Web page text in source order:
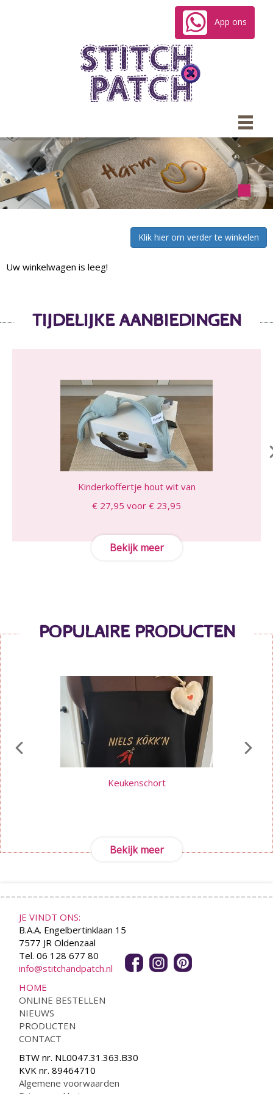
App ons
Uw winkelwagen is leeg!
TIJDELIJKE AANBIEDINGEN
Kinderkoffertje hout wit van
€ 27,95 voor € 23,95
Bekijk meer
POPULAIRE PRODUCTEN
Keukenschort
Bekijk meer
JE VINDT ONS:
B.A.A. Engelbertinklaan 15
7577 JR Oldenzaal
Tel. 06 128 677 80
info@stitchandpatch.nl
HOME
ONLINE BESTELLEN
NIEUWS
PRODUCTEN
CONTACT
BTW nr. NL0047.31.363.B30
KVK nr. 89464710
Algemene voorwaarden